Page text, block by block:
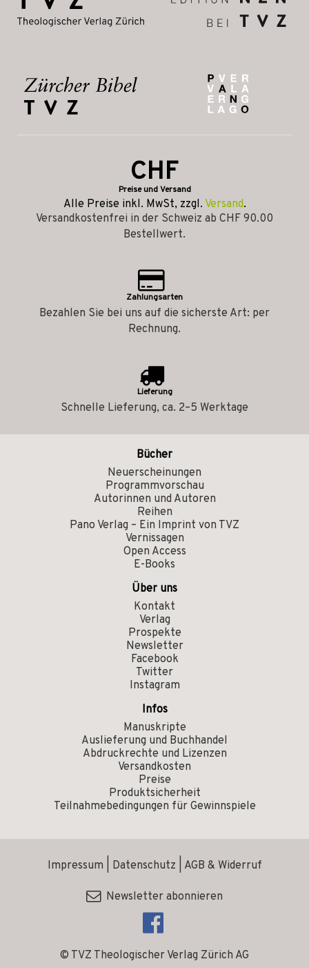
CHF
Preise und Versand
Alle Preise inkl. MwSt, zzgl. Versand.
Versandkostenfrei in der Schweiz ab CHF 90.00
Bestellwert.
Zahlungsarten
Bezahlen Sie bei uns auf die sicherste Art: per
Rechnung.
Lieferung
Schnelle Lieferung, ca. 2–5 Werktage
Bücher
Neuerscheinungen
Programmvorschau
Autorinnen und Autoren
Reihen
Pano Verlag – Ein Imprint von TVZ
Vernissagen
Open Access
E-Books
Über uns
Kontakt
Verlag
Prospekte
Newsletter
Facebook
Twitter
Instagram
Infos
Manuskripte
Auslieferung und Buchhandel
Abdruckrechte und Lizenzen
Versandkosten
Preise
Produktsicherheit
Teilnahmebedingungen für Gewinnspiele
© TVZ Theologischer Verlag Zürich AG
Impressum Datenschutz AGB & Widerruf
Newsletter abonnieren